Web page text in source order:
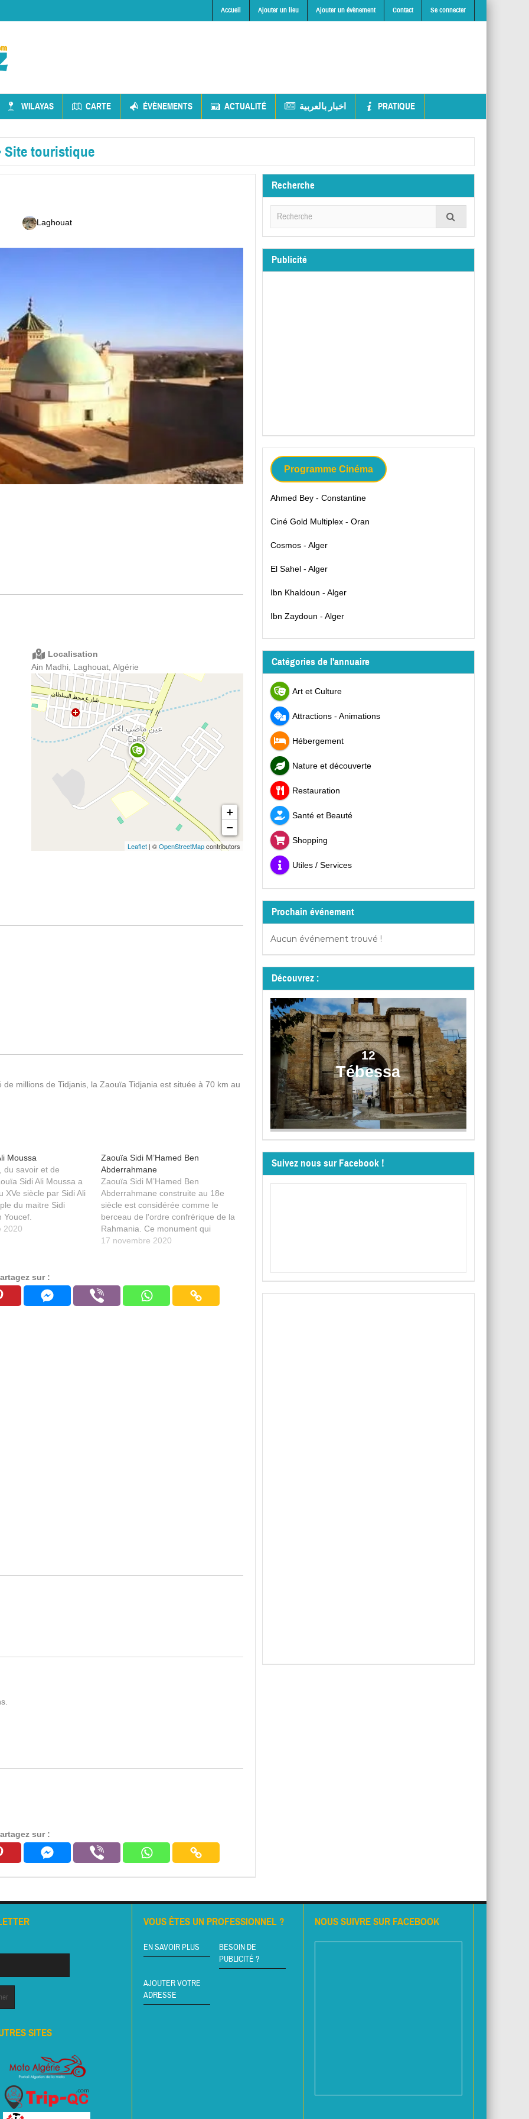
Accueil Ajouter un lieu Ajouter un évènement Contact Se connecter
WILAYAS CARTE ÉVÈNEMENTS ACTUALITÉ اخبار بالعربية PRATIQUE
Site touristique
Laghouat
Localisation
Ain Madhi, Laghouat, Algérie
+
−
Leaflet| ©OpenStreetMapcontributors
millions de Tidjanis, la Zaouïa Tidjania est située à 70 km au
Moussa
du savoir et de
Sidi Ali Moussa a
XVe siècle par Sidi Ali
du maitre Sidi
Youcef.
2020
Zaouïa Sidi M’Hamed Ben
Abderrahmane
Zaouïa Sidi M’Hamed Ben
Abderrahmane construite au 18e
siècle est considérée comme le
berceau de l'ordre confrérique de la
Rahmania. Ce monument qui
renferme le tombeau de Sidi
particulière sur le plan religieux,…
17 novembre 2020
sur :
sur :
Recherche
Publicité
Programme Cinéma
Ahmed Bey - Constantine
Ciné Gold Multiplex - Oran
Cosmos - Alger
El Sahel - Alger
Ibn Khaldoun - Alger
Ibn Zaydoun - Alger
Catégories de l'annuaire
Art et Culture
Attractions - Animations
Hébergement
Nature et découverte
Restauration
Santé et Beauté
Shopping
Utiles / Services
Prochain événement
Aucun événement trouvé !
Découvrez :
12
Tébessa
Suivez nous sur Facebook !
SITES
VOUS ÊTES UN PROFESSIONNEL ?
EN SAVOIR PLUS
BESOIN DE
PUBLICITÉ ?
AJOUTER VOTRE
ADRESSE
NOUS SUIVRE SUR FACEBOOK